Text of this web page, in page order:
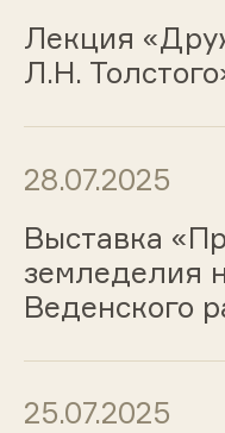
Лекция
Л.Н.
28.07.2025
Выставка
земледелия
Веденского
25.07.2025